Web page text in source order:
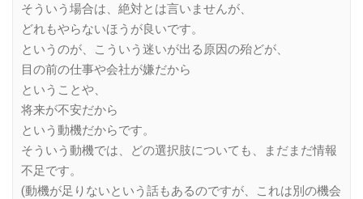
そういう場合は、絶対とは言いませんが、
どれもやらないほうが良いです。
というのが、こういう迷いが出る原因の殆どが、
目の前の仕事や会社が嫌だから
ということや、
将来が不安だから
という動機だからです。
そういう動機では、どの選択肢についても、まだまだ情報
不足です。
(動機が足りないという話もあるのですが、これは別の機会